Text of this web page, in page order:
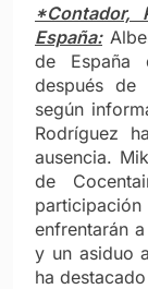
*Contador,
España:
de España
después de
según
Rodríguez
ausencia.
de
enfrentarán
y un asiduo
ha